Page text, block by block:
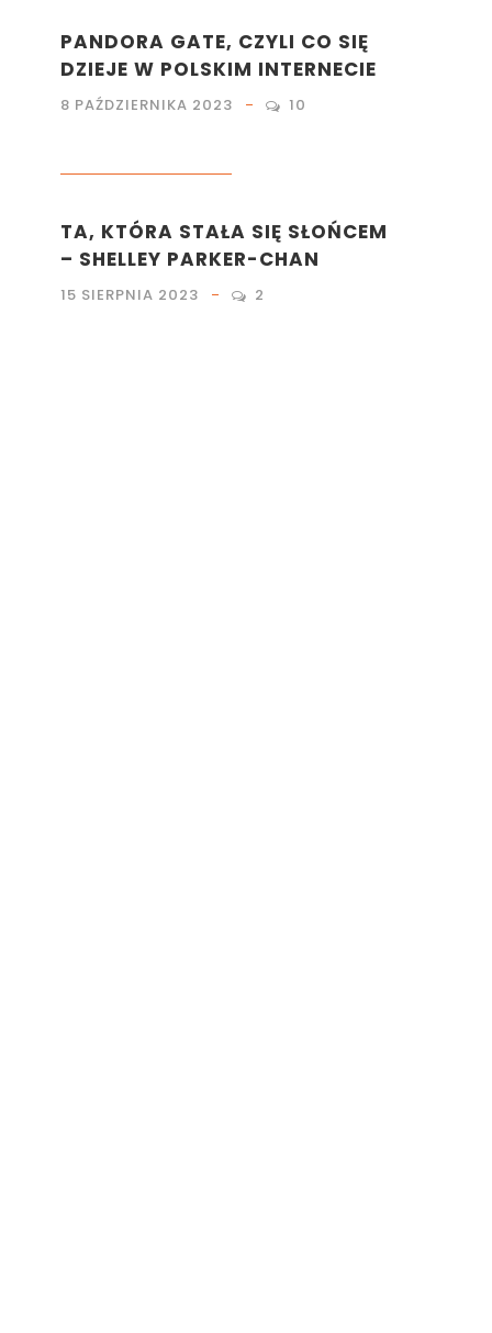
PANDORA GATE, CZYLI CO SIĘ
DZIEJE W POLSKIM INTERNECIE
8 PAŹDZIERNIKA 2023 10
TA, KTÓRA STAŁA SIĘ SŁOŃCEM
– SHELLEY PARKER-CHAN
15 SIERPNIA 2023 2